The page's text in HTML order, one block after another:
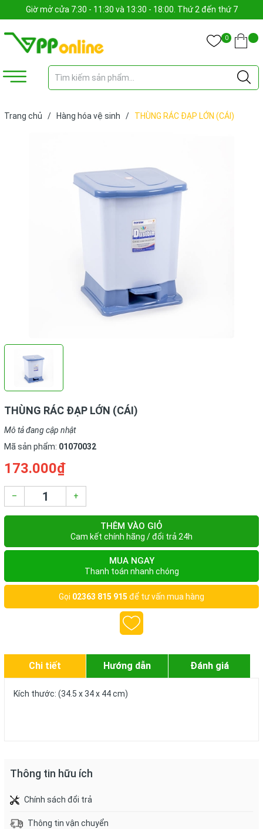
Giờ mở cửa 7:30 - 11:30 và 13:30 - 18:00. Thứ 2 đến thứ 7
0
Trang chủ / Hàng hóa vệ sinh / THÙNG RÁC ĐẠP LỚN (CÁI)
THÙNG RÁC ĐẠP LỚN (CÁI)
Mô tả đang cập nhật
Mã sản phẩm: 01070032
173.000₫
– +
THÊM VÀO GIỎ
Cam kết chính hãng / đổi trả 24h
MUA NGAY
Thanh toán nhanh chóng
Gọi 02363 815 915 để tư vấn mua hàng
Chi tiết Hướng dẫn Đánh giá
Kích thước: (34.5 x 34 x 44 cm)
Thông tin hữu ích
Chính sách đổi trả
Thông tin vận chuyển